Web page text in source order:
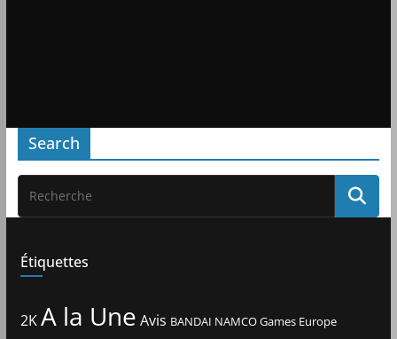
Search
Étiquettes
2KA la Une Avis BANDAI NAMCO Games Europe